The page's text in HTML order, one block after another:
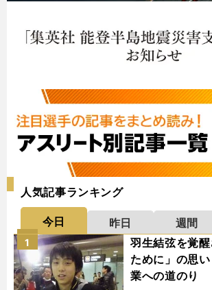
人気記事ランキング
今日 昨日 週間
羽生結弦を覚
ために」の思
業への道のり
1